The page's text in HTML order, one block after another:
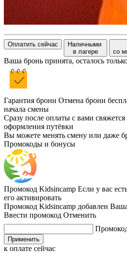
Оплатить сейчас
Наличными
в лагере
Ваша бронь принята, осталось
Гарантия брони Отмена брони
начала смены
Сразу после оплаты с вами
оформления путёвки
Вы можете менять смену или даже
Промокоды и бонусы
Промокод Kidsincamp Если у вас
его активировать
Промокод Kidsincamp добавлен
Ввести промокод Отменить
Применить
к оплате сейчас